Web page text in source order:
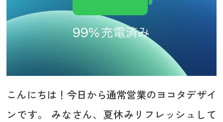
こんにちは！今日から通常営業のヨコタデザイ
ンです。 みなさん、夏休みリフレッシュして